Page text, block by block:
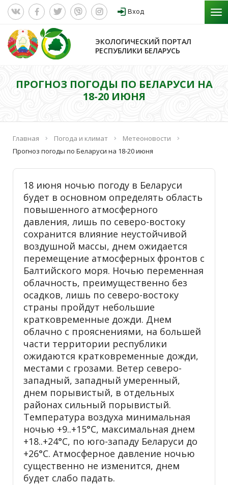
Вход
ЭКОЛОГИЧЕСКИЙ ПОРТАЛ
РЕСПУБЛИКИ БЕЛАРУСЬ
ПРОГНОЗ ПОГОДЫ ПО БЕЛАРУСИ НА
18-20 ИЮНЯ
Главная Погода и климат
Метеоновости
Прогноз погоды по Беларуси на 18-20 июня
18 июня ночью погоду в Беларуси
будет в основном определять область
повышенного атмосферного
давления, лишь по северо-востоку
сохранится влияние неустойчивой
воздушной массы, днем ожидается
перемещение атмосферных фронтов с
Балтийского моря. Ночью переменная
облачность, преимущественно без
осадков, лишь по северо-востоку
страны пройдут небольшие
кратковременные дожди. Днем
облачно с прояснениями, на большей
части территории республики
ожидаются кратковременные дожди,
местами с грозами. Ветер северо-
западный, западный умеренный,
днем порывистый, в отдельных
районах сильный порывистый.
Температура воздуха минимальная
ночью +9..+15°С, максимальная днем
+18..+24°С, по юго-западу Беларуси до
+26°С. Атмосферное давление ночью
существенно не изменится, днем
будет слабо падать.